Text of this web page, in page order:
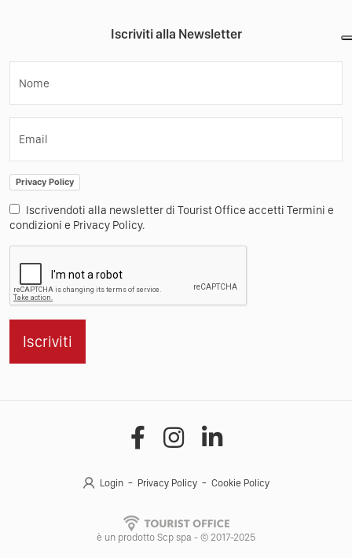
Iscriviti alla Newsletter
Nome
Email
Privacy Policy
Iscrivendoti alla newsletter di Tourist Office accetti Termini e
condizioni e Privacy Policy.
Iscriviti
Login Privacy Policy Cookie Policy
è un prodotto Scp spa - © 2017-2025